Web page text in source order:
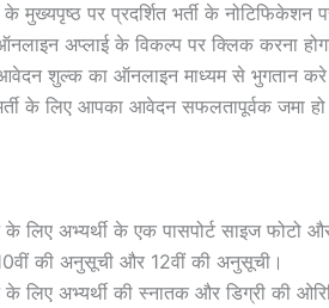
मुख्यपृष्ठ पर प्रदर्शित भर्ती के
अप्लाई के विकल्प पर क्लिक करना
शुल्क का ऑनलाइन माध्यम से भुगतान
के लिए आपका आवेदन सफलतापूर्वक जमा हो
अभ्यर्थी के एक पासपोर्ट साइज फोटो और
की अनुसूची और 12वीं की अनुसूची।
लिए अभ्यर्थी की स्नातक और डिग्री की